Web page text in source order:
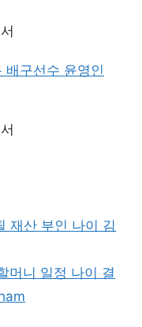
배구선수 윤영인
재산 부인 나이 김
머니 일정 나이 결